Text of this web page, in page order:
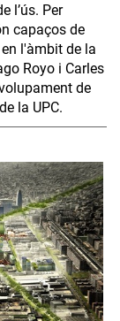
l’ús. Per
capaços de
l'àmbit de la
Royo i Carles
de
la UPC.